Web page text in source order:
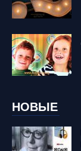
НОВЫЕ